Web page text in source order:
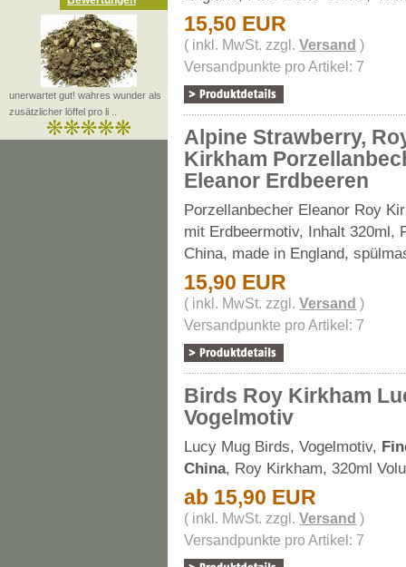
unerwartet gut! wahres wunder als
zusätzlicher löffel pro li ..
15,50 EUR
( inkl. MwSt. zzgl.Versand )
Versandpunkte pro Artikel: 7
Alpine Strawberry,
Kirkham
Eleanor Erdbeeren
Porzellanbecher Eleanor Roy
mit Erdbeermotiv, Inhalt 320ml,
China, made in England,
15,90 EUR
( inkl. MwSt. zzgl.Versand )
Versandpunkte pro Artikel: 7
Birds Roy Kirkham
Vogelmotiv
Lucy Mug Birds, Vogelmotiv,
China, Roy Kirkham, 320ml
ab 15,90 EUR
( inkl. MwSt. zzgl.Versand )
Versandpunkte pro Artikel: 7